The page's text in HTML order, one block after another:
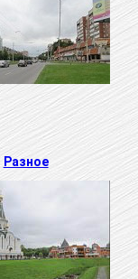
Разное